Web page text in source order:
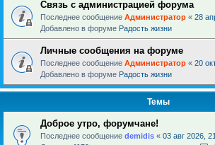
Связь с администрацией форума
Последнее сообщение Администратор « 28
Добавлено в форуме Радость жизни
Личные сообщения на форуме
Последнее сообщение Администратор « 20
Добавлено в форуме Радость жизни
Темы
Доброе утро, форумчане!
Последнее сообщение demidis « 03 авг 2026,